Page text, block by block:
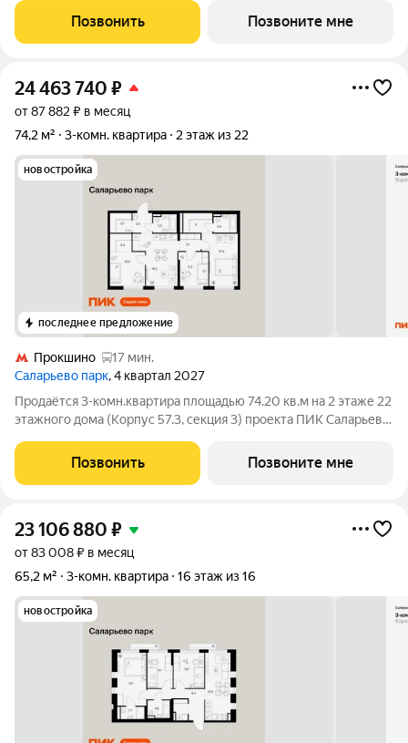
земли, функциональная планировка, большие окна, с отделкой.
Жилой район «Саларьево
Позвонить Позвоните мне
24 463 740 ₽
от 87 882 ₽ в месяц
74,2 м²
3-комн. квартира 2 этаж из 22
новостройка
последнее предложение
Прокшино
17 мин.
Саларьево парк, 4 квартал 2027
Продаётся 3-комн.квартира площадью 74.20 кв.м на 2 этаже 22
этажного дома (Корпус 57.3, секция 3) проекта ПИК Саларьево
функциональная планировка, большие окна, с отделкой. Жилой
район «Саларьево
Позвонить Позвоните мне
23 106 880 ₽
от 83 008 ₽ в месяц
65,2 м²
3-комн. квартира 16 этаж из 16
новостройка